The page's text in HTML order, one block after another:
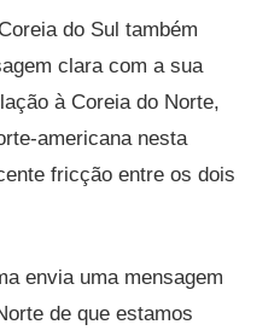
do Sul também
clara com a sua
à Coreia do Norte,
americana nesta
fricção entre os dois
envia uma mensagem
de que estamos